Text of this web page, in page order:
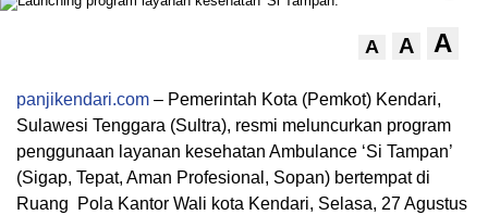
A A A
panjikendari.com – Pemerintah Kota (Pemkot) Kendari,
Sulawesi Tenggara (Sultra), resmi meluncurkan program
penggunaan layanan kesehatan Ambulance ‘Si Tampan’
(Sigap, Tepat, Aman Profesional, Sopan) bertempat di
Ruang Pola Kantor Wali kota Kendari, Selasa, 27 Agustus